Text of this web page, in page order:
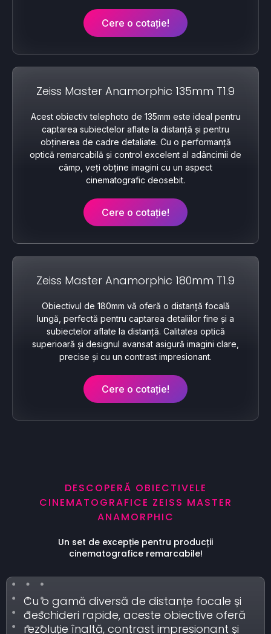
Cere o cotație!
Zeiss Master Anamorphic 135mm T1.9
Acest obiectiv telephoto de 135mm este ideal pentru
captarea subiectelor aflate la distanță și pentru
obținerea de cadre detaliate. Cu o performanță
optică remarcabilă și control excelent al adâncimii de
câmp, veți obține imagini cu un aspect
cinematografic deosebit.
Cere o cotație!
Zeiss Master Anamorphic 180mm T1.9
Obiectivul de 180mm vă oferă o distanță focală
lungă, perfectă pentru captarea detaliilor fine și a
subiectelor aflate la distanță. Calitatea optică
superioară și designul avansat asigură imagini clare,
precise și cu un contrast impresionant.
Cere o cotație!
DESCOPERĂ OBIECTIVELE
CINEMATOGRAFICE ZEISS MASTER
ANAMORPHIC
Un set de excepție pentru producții
cinematografice remarcabile!
Cu o gamă diversă de distanțe focale și
deschideri rapide, aceste obiective oferă
rezoluție înaltă, contrast impresionant și